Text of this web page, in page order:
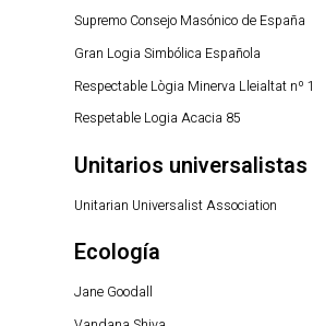
Supremo Consejo Masónico de España
Gran Logia Simbólica Española
Respectable Lògia Minerva Lleialtat nº 1
Respetable Logia Acacia 85
Unitarios universalistas
Unitarian Universalist Association
Ecología
Jane Goodall